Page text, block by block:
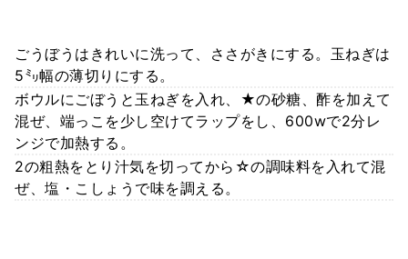
ごうぼうはきれいに洗って、ささがきにする。玉ねぎは
5㍉幅の薄切りにする。
ボウルにごぼうと玉ねぎを入れ、★の砂糖、酢を加えて
混ぜ、端っこを少し空けてラップをし、600wで2分レ
ンジで加熱する。
2の粗熱をとり汁気を切ってから☆の調味料を入れて混
ぜ、塩・こしょうで味を調える。